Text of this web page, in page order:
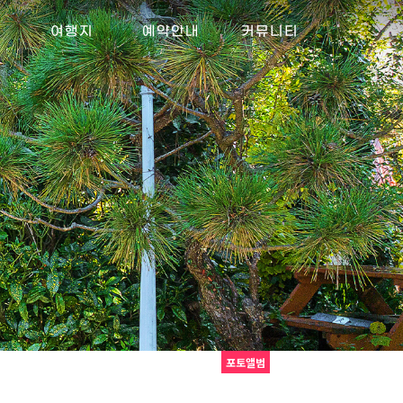
시
시
여행지
주변여행
예약안내
요금가이드
실시간예약
커뮤니티
공지사항
포토앨범
문화마당
이용문의
포토앨범